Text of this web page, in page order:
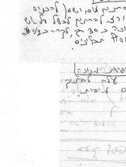
היטב
כותרות
ואחיד
תתי הנושאים
באתר.
לצפייה
השונים
פיירפוקס
לסביבות